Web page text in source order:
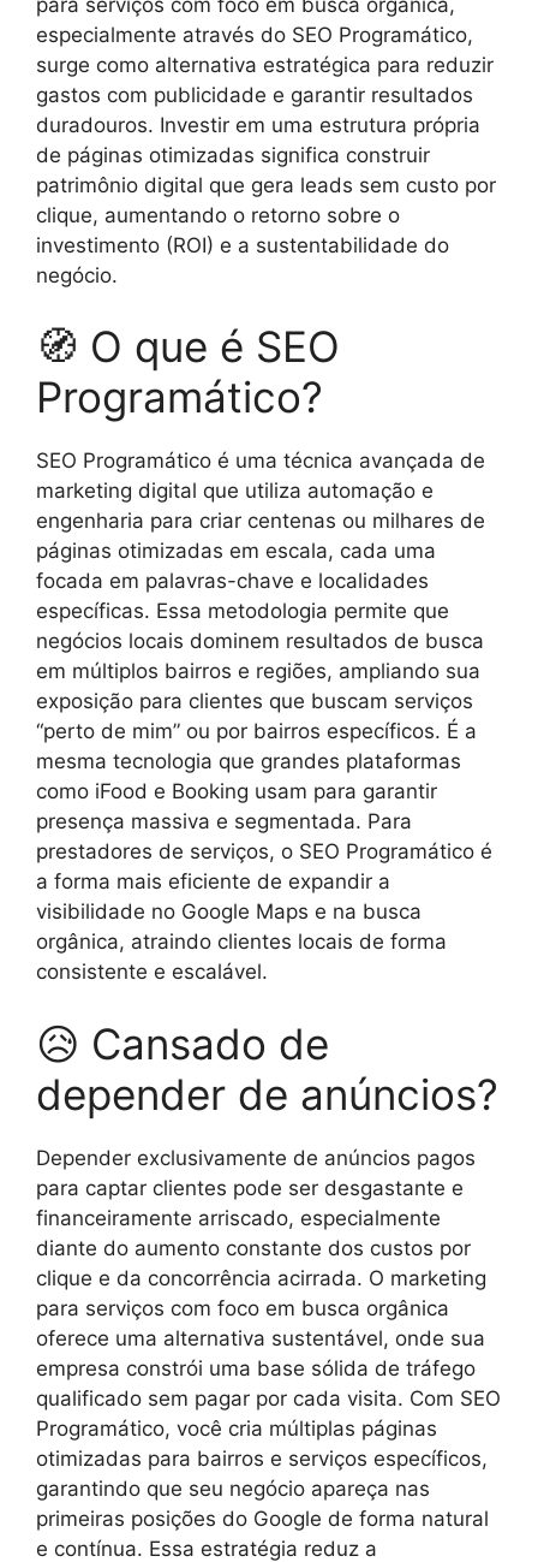
especialmente através do SEO Programático,
surge como alternativa estratégica para reduzir
gastos com publicidade e garantir resultados
duradouros. Investir em uma estrutura própria
de páginas otimizadas significa construir
patrimônio digital que gera leads sem custo por
clique, aumentando o retorno sobre o
investimento (ROI) e a sustentabilidade do
negócio.
🧭 O que é SEO
Programático?
SEO Programático é uma técnica avançada de
marketing digital que utiliza automação e
engenharia para criar centenas ou milhares de
páginas otimizadas em escala, cada uma
focada em palavras-chave e localidades
específicas. Essa metodologia permite que
negócios locais dominem resultados de busca
em múltiplos bairros e regiões, ampliando sua
exposição para clientes que buscam serviços
“perto de mim” ou por bairros específicos. É a
mesma tecnologia que grandes plataformas
como iFood e Booking usam para garantir
presença massiva e segmentada. Para
prestadores de serviços, o SEO Programático é
a forma mais eficiente de expandir a
visibilidade no Google Maps e na busca
orgânica, atraindo clientes locais de forma
consistente e escalável.
😥 Cansado de
depender de anúncios?
Depender exclusivamente de anúncios pagos
para captar clientes pode ser desgastante e
financeiramente arriscado, especialmente
diante do aumento constante dos custos por
clique e da concorrência acirrada. O marketing
para serviços com foco em busca orgânica
oferece uma alternativa sustentável, onde sua
empresa constrói uma base sólida de tráfego
qualificado sem pagar por cada visita. Com SEO
Programático, você cria múltiplas páginas
otimizadas para bairros e serviços específicos,
garantindo que seu negócio apareça nas
primeiras posições do Google de forma natural
e contínua. Essa estratégia reduz a